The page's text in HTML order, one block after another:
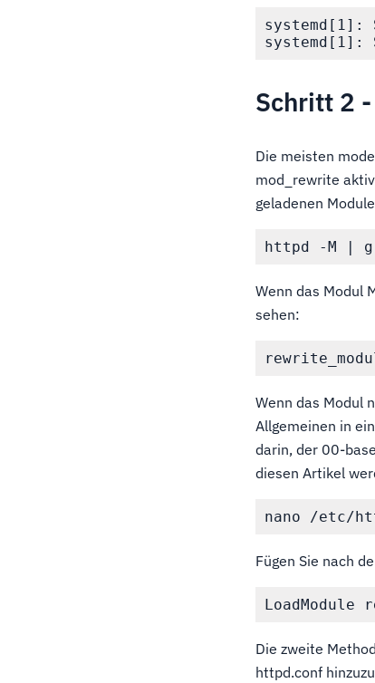
systemd[1]:
Schritt 2
Die meisten
mod_rewrite
geladenen
Wenn das Modul
sehen:
Wenn das Modul
Allgemeinen in
darin, der 00-
diesen Artikel
Fügen Sie nach
Die zweite
httpd.conf